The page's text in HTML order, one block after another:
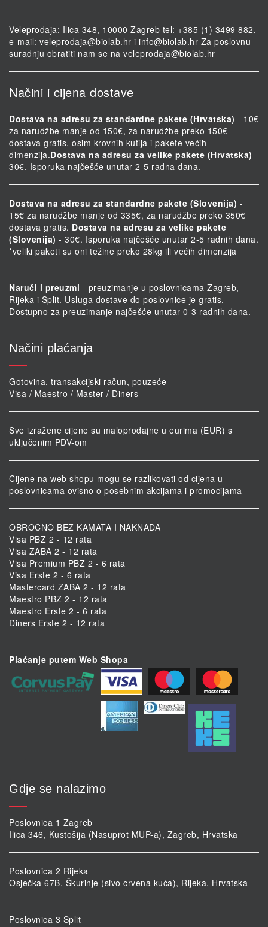
Veleprodaja: Ilica 348, 10000 Zagreb tel: +385 (1) 3499 882,
e-mail: veleprodaja@biolab.hr i info@biolab.hr Za poslovnu
suradnju obratiti nam se na veleprodaja@biolab.hr
Načini i cijena dostave
Dostava na adresu za standardne pakete (Hrvatska) - 10€
za narudžbe manje od 150€, za narudžbe preko 150€
dostava gratis, osim krovnih kutija i pakete većih
dimenzija.Dostava na adresu za velike pakete (Hrvatska) -
30€. Isporuka najčešće unutar 2-5 radna dana.
Dostava na adresu za standardne pakete (Slovenija) -
15€ za narudžbe manje od 335€, za narudžbe preko 350€
dostava gratis. Dostava na adresu za velike pakete
(Slovenija) - 30€. Isporuka najčešće unutar 2-5 radnih dana.
*veliki paketi su oni težine preko 28kg ili većih dimenzija
Naruči i preuzmi - preuzimanje u poslovnicama Zagreb,
Rijeka i Split. Usluga dostave do poslovnice je gratis.
Dostupno za preuzimanje najčešće unutar 0-3 radnih dana.
Načini plaćanja
Gotovina, transakcijski račun, pouzeće
Visa / Maestro / Master / Diners
Sve izražene cijene su maloprodajne u eurima (EUR) s
uključenim PDV-om
Cijene na web shopu mogu se razlikovati od cijena u
poslovnicama ovisno o posebnim akcijama i promocijama
OBROČNO BEZ KAMATA I NAKNADA
Visa PBZ 2 - 12 rata
Visa ZABA 2 - 12 rata
Visa Premium PBZ 2 - 6 rata
Visa Erste 2 - 6 rata
Mastercard ZABA 2 - 12 rata
Maestro PBZ 2 - 12 rata
Maestro Erste 2 - 6 rata
Diners Erste 2 - 12 rata
Plaćanje putem Web Shopa
Gdje se nalazimo
Poslovnica 1 Zagreb
Ilica 346, Kustošija (Nasuprot MUP-a), Zagreb, Hrvatska
Poslovnica 2 Rijeka
Osječka 67B, Škurinje (sivo crvena kuća), Rijeka, Hrvatska
Poslovnica 3 Split